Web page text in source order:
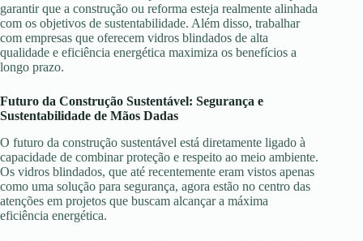
garantir que a construção ou reforma esteja realmente alinhada
com os objetivos de sustentabilidade. Além disso, trabalhar
com empresas que oferecem vidros blindados de alta
qualidade e eficiência energética maximiza os benefícios a
longo prazo.
Futuro da Construção Sustentável: Segurança e
Sustentabilidade de Mãos Dadas
O futuro da construção sustentável está diretamente ligado à
capacidade de combinar proteção e respeito ao meio ambiente.
Os vidros blindados, que até recentemente eram vistos apenas
como uma solução para segurança, agora estão no centro das
atenções em projetos que buscam alcançar a máxima
eficiência energética.